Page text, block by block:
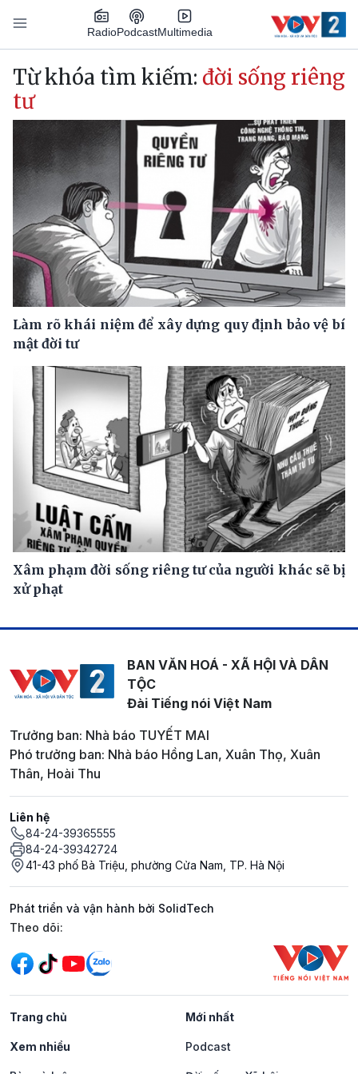
Nhảy đến nội dung
RadioPodcastMultimedia
Main navigation
Từ khóa tìm kiếm: đời sống riêng
tư
Làm rõ khái niệm để xây dựng quy định bảo vệ bí
mật đời tư
Xâm phạm đời sống riêng tư của người khác sẽ bị
xử phạt
BAN VĂN HOÁ - XÃ HỘI VÀ DÂN
TỘC
Đài Tiếng nói Việt Nam
Trưởng ban: Nhà báo TUYẾT MAI
Phó trưởng ban: Nhà báo Hồng Lan, Xuân Thọ, Xuân
Thân, Hoài Thu
Liên hệ
84-24-39365555
84-24-39342724
41-43 phố Bà Triệu, phường Cửa Nam, TP. Hà Nội
Phát triển và vận hành bởi SolidTech
Mạng xã hội
Theo dõi:
Trang chủ Mới nhất
Xem nhiều Podcast